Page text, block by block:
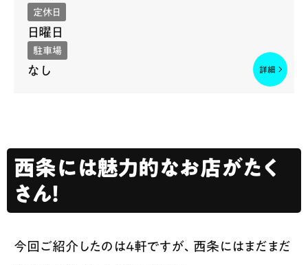
定休日
日曜日
駐車場
なし
西条には魅力的なお店がたく
さん！
今回ご紹介したのは4軒ですが、西条にはまだまだ